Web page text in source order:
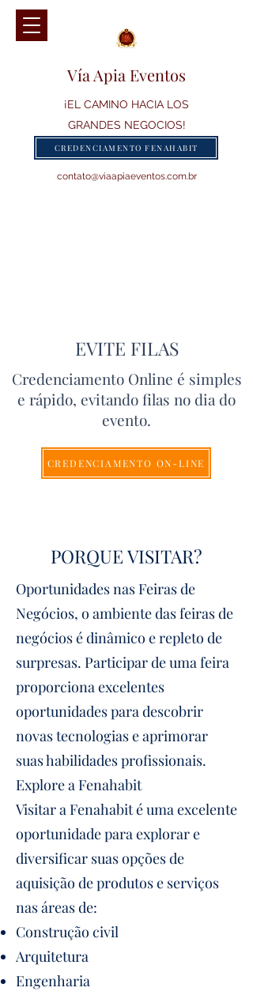
Vía Apia Eventos
¡EL CAMINO HACIA LOS
GRANDES NEGOCIOS!
contato@viaapiaeventos.com.br
CREDENCIAMENTO FENAHABIT
EVITE FILAS
Credenciamento Online é simples
e rápido, evitando filas no dia do
evento.
CREDENCIAMENTO ON-LINE
PORQUE VISITAR?
Oportunidades nas Feiras de
Negócios, o ambiente das feiras de
negócios é dinâmico e repleto de
surpresas. Participar de uma feira
proporciona excelentes
oportunidades para descobrir
novas tecnologias e aprimorar
suas habilidades profissionais.
Explore a Fenahabit
Visitar a Fenahabit é uma excelente
oportunidade para explorar e
diversificar suas opções de
aquisição de produtos e serviços
nas áreas de:
Construção civil
Arquitetura
Engenharia